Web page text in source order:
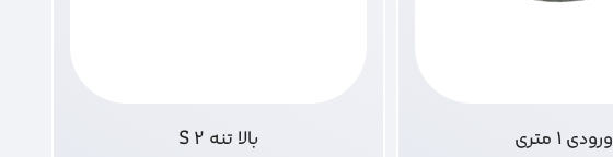
ورودی 1 متری بالا تنه 2 S